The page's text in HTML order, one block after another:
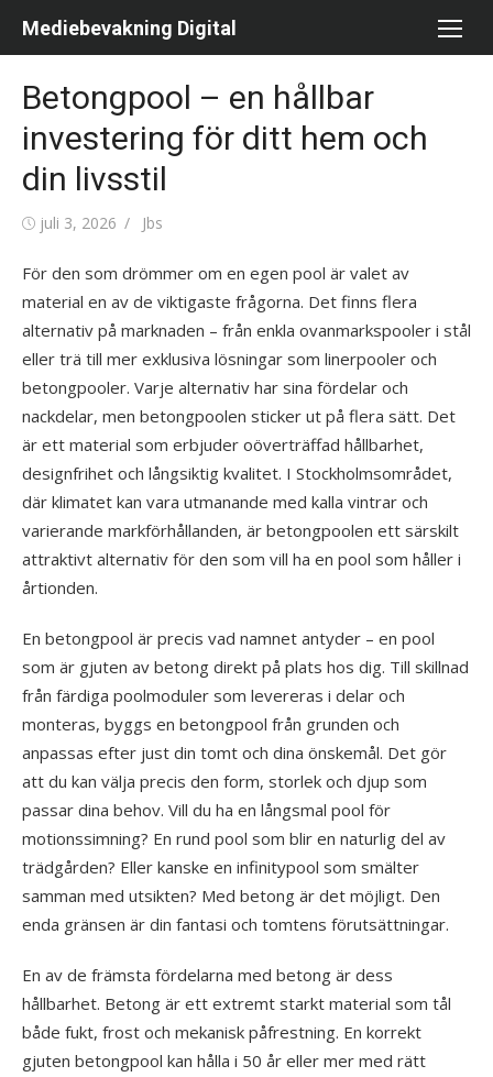
Mediebevakning Digital
Betongpool – en hållbar
investering för ditt hem och
din livsstil
Publicerad
juli 3, 2026 Författare
Jbs
För den som drömmer om en egen pool är valet av
material en av de viktigaste frågorna. Det finns flera
alternativ på marknaden – från enkla ovanmarkspooler i stål
eller trä till mer exklusiva lösningar som linerpooler och
betongpooler. Varje alternativ har sina fördelar och
nackdelar, men betongpoolen sticker ut på flera sätt. Det
är ett material som erbjuder oöverträffad hållbarhet,
designfrihet och långsiktig kvalitet. I Stockholmsområdet,
där klimatet kan vara utmanande med kalla vintrar och
varierande markförhållanden, är betongpoolen ett särskilt
attraktivt alternativ för den som vill ha en pool som håller i
årtionden.
En betongpool är precis vad namnet antyder – en pool
som är gjuten av betong direkt på plats hos dig. Till skillnad
från färdiga poolmoduler som levereras i delar och
monteras, byggs en betongpool från grunden och
anpassas efter just din tomt och dina önskemål. Det gör
att du kan välja precis den form, storlek och djup som
passar dina behov. Vill du ha en långsmal pool för
motionssimning? En rund pool som blir en naturlig del av
trädgården? Eller kanske en infinitypool som smälter
samman med utsikten? Med betong är det möjligt. Den
enda gränsen är din fantasi och tomtens förutsättningar.
En av de främsta fördelarna med betong är dess
hållbarhet. Betong är ett extremt starkt material som tål
både fukt, frost och mekanisk påfrestning. En korrekt
gjuten betongpool kan hålla i 50 år eller mer med rätt